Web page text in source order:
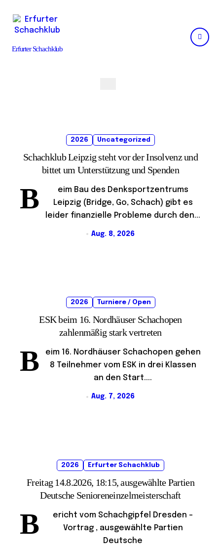
content
Erfurter Schachklub
2026 Uncategorized
Schachklub Leipzig steht vor der Insolvenz und
bittet um Unterstützung und Spenden
B
eim Bau des Denksportzentrums
Leipzig (Bridge, Go, Schach) gibt es
leider finanzielle Probleme durch den...
Aug. 8, 2026
2026 Turniere / Open
ESK beim 16. Nordhäuser Schachopen
zahlenmäßig stark vertreten
B
eim 16. Nordhäuser Schachopen gehen
8 Teilnehmer vom ESK in drei Klassen
an den Start....
Aug. 7, 2026
2026 Erfurter Schachklub
Freitag 14.8.2026, 18:15, ausgewählte Partien
Deutsche Senioreneinzelmeisterschaft
B
ericht vom Schachgipfel Dresden –
Vortrag , ausgewählte Partien
Deutsche